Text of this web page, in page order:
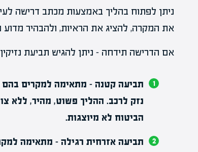
ניתן לפתוח בהליך באמצעות מכתב דרישה
את המקרה, להציג את הראיות, ולהבהיר מדוע
אם הדרישה תידחה – ניתן להגיש תביעת
תביעה קטנה – מתאימה למקרים בהם
נזק לרכב. ההליך פשוט, מהיר, ללא
הביטוח לא מיוצגות.
תביעה אזרחית רגילה – מתאימה